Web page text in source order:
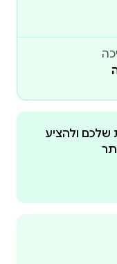
ושומר על
נשימה
ויפהפה.״ האייריש
שלכם ולהציע